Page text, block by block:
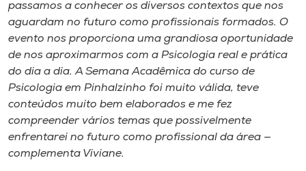
passamos a conhecer os diversos contextos que nos
aguardam no futuro como profissionais formados. O
evento nos proporciona uma grandiosa oportunidade
de nos aproximarmos com a Psicologia real e prática
do dia a dia. A Semana Acadêmica do curso de
Psicologia em Pinhalzinho foi muito válida, teve
conteúdos muito bem elaborados e me fez
compreender vários temas que possivelmente
enfrentarei no futuro como profissional da área —
complementa Viviane.